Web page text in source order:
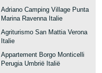
Adriano Camping Village Punta
Marina Ravenna Italie
Agriturismo San Mattia Verona
Italie
Appartement Borgo Monticelli
Perugia Umbrië Italië